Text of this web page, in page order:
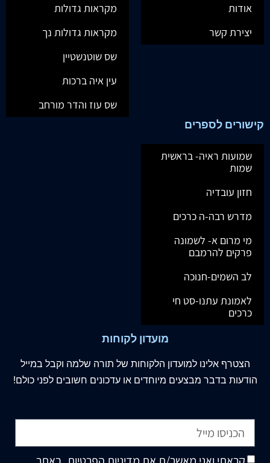
אודות
יצירת קשר
מקראות גדולות
מקראות גדולות נך
שס שוטנשטיין
עין איה ברכות
שס עוז והדר מורחב
קישורים לספרים
שמועות ראיה- בראשית
שמות
חזון עובדיה
מדרש רבה-ה כרכים
מי מרום א- לשמונה
פרקים להרמבם
לב השמים-חנוכה
לאמונת עתנו-סט חי
כרכים
מועדון לקוחות
הצטרף אלינו למועדון הלקוחות של תורה שלמה וקבל במייל
הודעות בדבר מבצעים מיוחדים או עדכונים חשובים לפני כולם!